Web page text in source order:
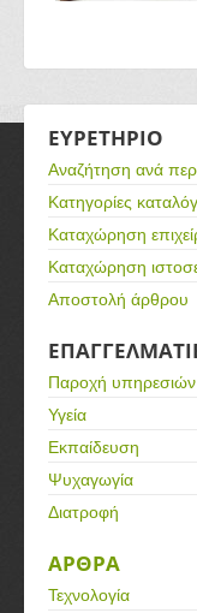
ΕΥΡΕΤΗΡΙΟ
Αναζήτηση ανά
Κατηγορίες
Καταχώρηση
Καταχώρηση
Αποστολή άρθρου
Παροχή υπηρεσιών
Υγεία
Εκπαίδευση
Ψυχαγωγία
Διατροφή
ΑΡΘΡΑ
Τεχνολογία